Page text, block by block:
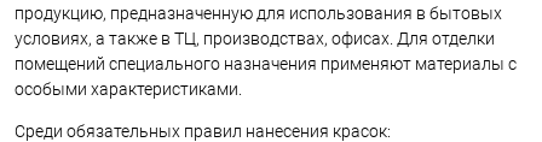
продукцию, предназначенную для использования в бытовых
условиях, а также в ТЦ, производствах, офисах. Для отделки
помещений специального назначения применяют материалы с
особыми характеристиками.
Среди обязательных правил нанесения красок: